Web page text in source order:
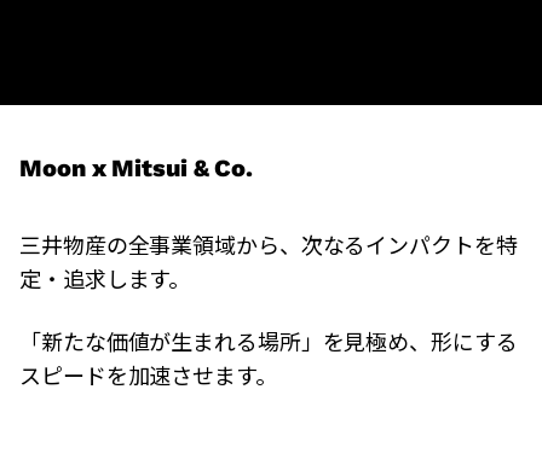
Moon x Mitsui & Co.
三井物産の全事業領域から、次なるインパクトを特
定・追求します。
「新たな価値が生まれる場所」を見極め、形にする
スピードを加速させます。